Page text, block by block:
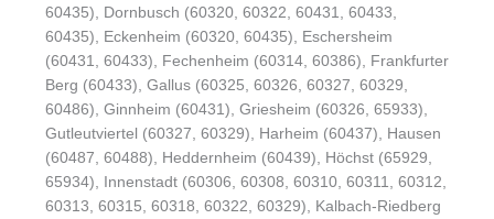
60435), Dornbusch (60320, 60322, 60431, 60433,
60435), Eckenheim (60320, 60435), Eschersheim
(60431, 60433), Fechenheim (60314, 60386), Frankfurter
Berg (60433), Gallus (60325, 60326, 60327, 60329,
60486), Ginnheim (60431), Griesheim (60326, 65933),
Gutleutviertel (60327, 60329), Harheim (60437), Hausen
(60487, 60488), Heddernheim (60439), Höchst (65929,
65934), Innenstadt (60306, 60308, 60310, 60311, 60312,
60313, 60315, 60318, 60322, 60329), Kalbach-Riedberg